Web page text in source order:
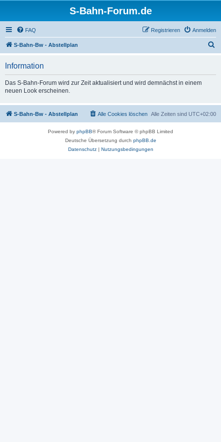
S-Bahn-Forum.de
FAQ Anmelden
Registrieren
S-Bahn-Bw - Abstellplan
Information
Das S-Bahn-Forum wird zur Zeit aktualisiert und wird demnächst in einem
neuen Look erscheinen.
S-Bahn-Bw - Abstellplan Alle Zeiten sind UTC+02:00
Alle Cookies löschen
Powered by phpBB® Forum Software © phpBB Limited
Deutsche Übersetzung durch phpBB.de
Datenschutz| Nutzungsbedingungen